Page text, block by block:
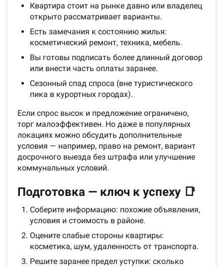
Квартира стоит на рынке давно или владелец
открыто рассматривает варианты.
Есть замечания к состоянию жилья:
косметический ремонт, техника, мебель.
Вы готовы подписать более длинный договор
или внести часть оплаты заранее.
Сезонный спад спроса (вне туристического
пика в курортных городах).
Если спрос высок и предложение ограничено,
торг малоэффективен. Но даже в популярных
локациях можно обсудить дополнительные
условия — например, право на ремонт, вариант
досрочного выезда без штрафа или улучшение
коммунальных условий.
Подготовка — ключ к успеху 📑
Соберите информацию: похожие объявления,
условия и стоимость в районе.
Оцените слабые стороны квартиры:
косметика, шум, удаленность от транспорта.
Решите заранее предел уступки: сколько